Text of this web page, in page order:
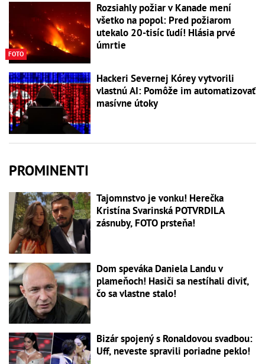
FOTO
Rozsiahly požiar v Kanade mení
všetko na popol: Pred požiarom
utekalo 20-tisíc ľudí! Hlásia prvé
úmrtie
Hackeri Severnej Kórey vytvorili
vlastnú AI: Pomôže im automatizovať
masívne útoky
PROMINENTI
Tajomnstvo je vonku! Herečka
Kristína Svarinská POTVRDILA
zásnuby, FOTO prsteňa!
Dom speváka Daniela Landu v
plameňoch! Hasiči sa nestíhali diviť,
čo sa vlastne stalo!
Bizár spojený s Ronaldovou svadbou:
Uff, neveste spravili poriadne peklo!